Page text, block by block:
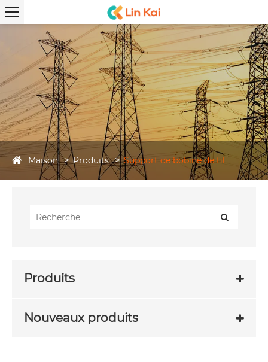
Maison Produits Support de bobine de fil
Produits
Nouveaux produits